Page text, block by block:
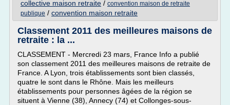
collective maison retraite / convention maison de retraite
publique / convention maison retraite
Classement 2011 des meilleures maisons de
retraite : la ...
CLASSEMENT - Mercredi 23 mars, France Info a publié
son classement 2011 des meilleures maisons de retraite de
France. A Lyon, trois établissements sont bien classés,
quatre le sont dans le Rhône. Mais les meilleurs
établissements pour personnes âgées de la région se
situent à Vienne (38), Annecy (74) et Collonges-sous-